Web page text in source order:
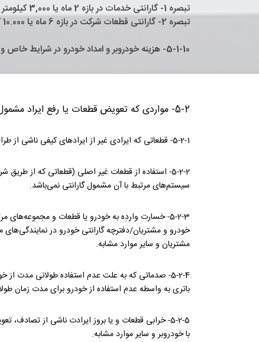
تبصره 1- گارانتی خدمات در بازه 2 ماه یا 3,000 کیلومتر بر عهده نمایندگی می‌باشد.
تبصره 2- گارانتی قطعات شرکت در بازه 6 ماه یا 10.000 کیلومتر در تمامی نمایندگی ها برقرار می‌باشد حتی اگر تعویض نخست در نمایندگی مجاز دیگری انجام شده باشد.
5-1-10- هزینه خودروبر و امداد خودرو در شرایط خاص و به تشخیص شرکت مشمول گارانتی می‌ گردد.
5-2- مواردی که تعویض قطعات یا رفع ایراد مشمول گارانتی نمی باشد:
5-2-1- قطعاتی که ایرادی غیر از ایرادهای کیفی ناشی از طراحی، تولید، مونتاژ یا مواد اولیه قطعات یا سیستم‌های موجود در خودرو داشته باشند (مانند ایراد در اثر عدم استفاده صحیح، تصادفات و غیره).
سیستم‌های مرتبط با آن مشمول گارانتی نمی‌باشد.
مشتریان و سایر موارد مشابه.
5-2-4- صدماتی که به علت عدم استفاده طولانی
باتری به واسطه عدم استفاده از خودرو برای مدت زمان
5-2-5- خرابی قطعات و یا بروز ایرادت ناشی از
با خودروبر و سایر موارد مشابه.